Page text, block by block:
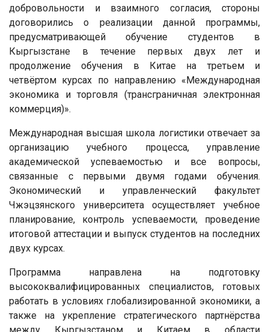
добровольности и взаимного согласия, стороны
договорились о реализации данной программы,
предусматривающей обучение студентов в
Кыргызстане в течение первых двух лет и
продолжение обучения в Китае на третьем и
четвёртом курсах по направлению «Международная
экономика и торговля (трансграничная электронная
коммерция)».
Международная высшая школа логистики отвечает за
организацию учебного процесса, управление
академической успеваемостью и все вопросы,
связанные с первыми двумя годами обучения.
Экономический и управленческий факультет
Чжэцзянского университета осуществляет учебное
планирование, контроль успеваемости, проведение
итоговой аттестации и выпуск студентов на последних
двух курсах.
Программа направлена на подготовку
высококвалифицированных специалистов, готовых
работать в условиях глобализированной экономики, а
также на укрепление стратегического партнёрства
между Кыргызстаном и Китаем в области